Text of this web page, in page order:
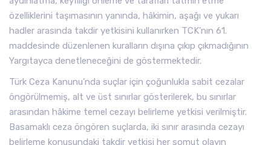
özelliklerini taşımasının yanında, hâkimin, aşağı ve yukarı
hadler arasında takdir yetkisini kullanırken TCK’nın 61.
maddesinde düzenlenen kuralların dışına çıkıp çıkmadığının
Yargıtayca denetleneceğini de göstermektedir.
Türk Ceza Kanunu’nda suçlar için çoğunlukla sabit cezalar
öngörülmemiş, alt ve üst sınırlar gösterilerek, bu sınırlar
arasından hâkime temel cezayı belirleme yetkisi verilmiştir.
Basamaklı ceza öngören suçlarda, iki sınır arasında cezayı
belirleme konusundaki takdir yetkisi her somut olayın